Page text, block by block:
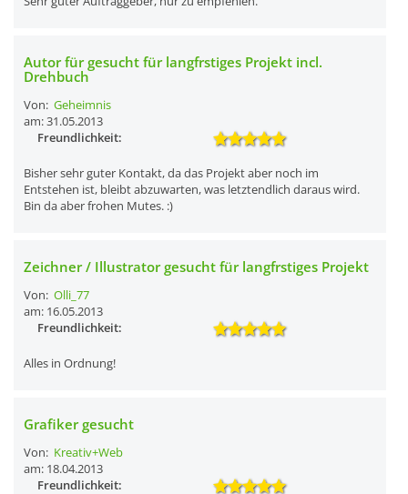
Autor für gesucht für langfrstiges Projekt incl.
Drehbuch
Von: Geheimnis
am: 31.05.2013
Freundlichkeit:
Bisher sehr guter Kontakt, da das Projekt aber noch im
Entstehen ist, bleibt abzuwarten, was letztendlich daraus wird.
Bin da aber frohen Mutes. :)
Zeichner / Illustrator gesucht für langfrstiges Projekt
Von: Olli_77
am: 16.05.2013
Freundlichkeit:
Alles in Ordnung!
Grafiker gesucht
Von: Kreativ+Web
am: 18.04.2013
Freundlichkeit: